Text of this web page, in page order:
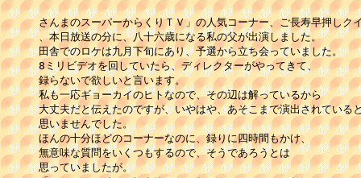
さんまのスーパーからくりＴＶ」の人気コーナー、ご長寿早押し
、本日放送の分に、八十六歳になる私の父が出演しました。
田舎でのロケは九月下旬にあり、予選から立ち会っていました。
8ミリビデオを回していたら、ディレクターがやってきて、
録らないで欲しいと言います。
私も一応ギョーカイのヒトなので、その辺は解っているから
大丈夫だと伝えたのですが、いやはや、あそこまで演出されてい
思いませんでした。
ほんの十分ほどのコーナーなのに、録りに四時間もかけ、
無意味な質問をいくつもするので、そうであろうとは
思っていましたが。